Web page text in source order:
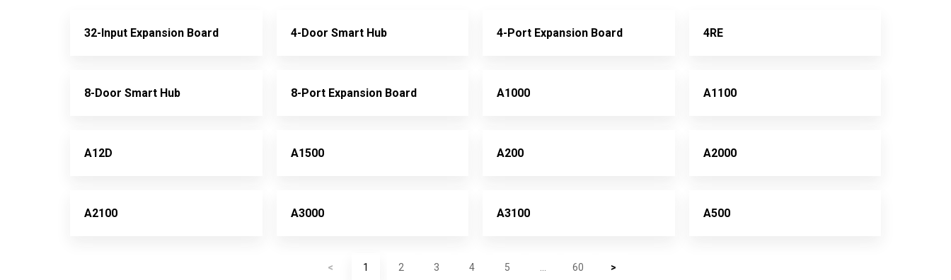
32-Input Expansion Board 4-Door Smart Hub 4-Port Expansion Board 4RE
8-Door Smart Hub 8-Port Expansion Board A1000 A1100
A12D A1500 A200 A2000
A2100 A3000 A3100 A500
< 1 2 3 4 5 60 >